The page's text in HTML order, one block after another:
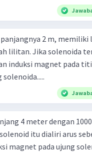
panjangnya 2 m,
lilitan. Jika solenoida
induksi magnet pada
4 meter dengan
itu dialiri arus
magnet pada ujung